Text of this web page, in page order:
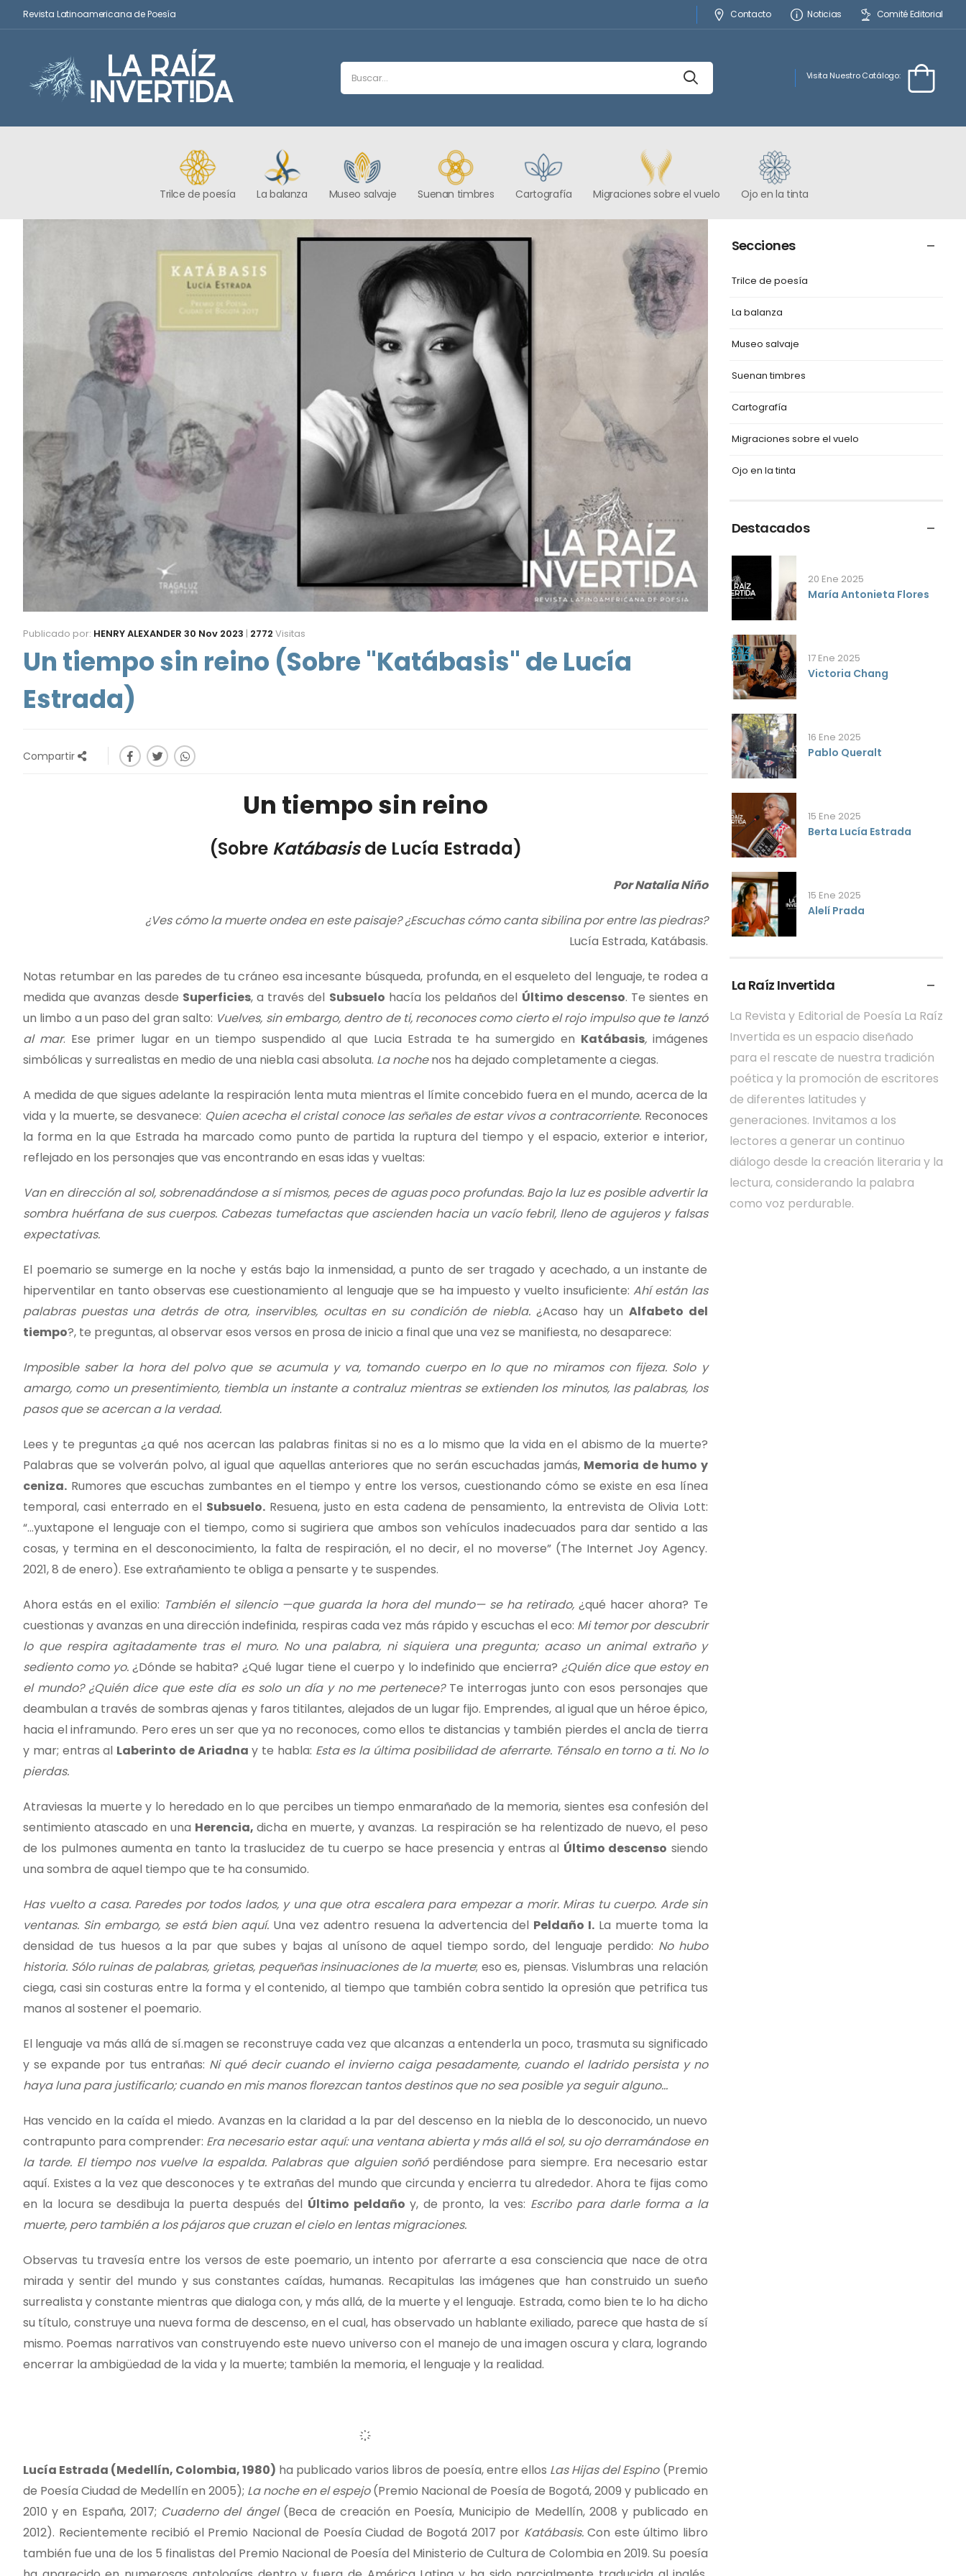
Revista Latinoamericana de Poesía Contacto Noticias Comité Editorial
Visita Nuestro Catálogo:
Trilce de poesía La balanza Museo salvaje Suenan timbres Cartografía Migraciones sobre el vuelo Ojo en la tinta
Publicado por: HENRY ALEXANDER 30 Nov 2023 | 2772 Visitas
Un tiempo sin reino (Sobre "Katábasis" de Lucía
Estrada)
Compartir
Un tiempo sin reino
(Sobre Katábasisde Lucía Estrada)
Por Natalia Niño
¿Ves cómo la muerte ondea en este paisaje? ¿Escuchas cómo canta sibilina por entre las piedras?
Lucía Estrada, Katábasis.
Notas retumbar en las paredes de tu cráneo esa incesante búsqueda, profunda, en el esqueleto del lenguaje, te rodea a
medida que avanzas desde Superficies, a través del Subsuelo hacía los peldaños del Último descenso. Te sientes en
un limbo a un paso del gran salto: Vuelves, sin embargo, dentro de ti, reconoces como cierto el rojo impulso que te lanzó
al mar. Ese primer lugar en un tiempo suspendido al que Lucia Estrada te ha sumergido en Katábasis, imágenes
simbólicas y surrealistas en medio de una niebla casi absoluta. La nochenos ha dejado completamente a ciegas.
A medida de que sigues adelante la respiración lenta muta mientras el límite concebido fuera en el mundo, acerca de la
vida y la muerte, se desvanece: Quien acecha el cristal conoce las señales de estar vivos a contracorriente. Reconoces
la forma en la que Estrada ha marcado como punto de partida la ruptura del tiempo y el espacio, exterior e interior,
reflejado en los personajes que vas encontrando en esas idas y vueltas:
Van en dirección al sol, sobrenadándose a sí mismos, peces de aguas poco profundas. Bajo la luz es posible advertir la
sombra huérfana de sus cuerpos. Cabezas tumefactas que ascienden hacia un vacío febril, lleno de agujeros y falsas
expectativas.
El poemario se sumerge en la noche y estás bajo la inmensidad, a punto de ser tragado y acechado, a un instante de
hiperventilar en tanto observas ese cuestionamiento al lenguaje que se ha impuesto y vuelto insuficiente: Ahí están las
palabras puestas una detrás de otra, inservibles, ocultas en su condición de niebla. ¿Acaso hay un Alfabeto del
tiempo?, te preguntas, al observar esos versos en prosa de inicio a final que una vez se manifiesta, no desaparece:
Imposible saber la hora del polvo que se acumula y va, tomando cuerpo en lo que no miramos con fijeza. Solo y
amargo, como un presentimiento, tiembla un instante a contraluz mientras se extienden los minutos, las palabras, los
pasos que se acercan a la verdad.
Lees y te preguntas ¿a qué nos acercan las palabras finitas si no es a lo mismo que la vida en el abismo de la muerte?
Palabras que se volverán polvo, al igual que aquellas anteriores que no serán escuchadas jamás, Memoria de humo y
ceniza. Rumores que escuchas zumbantes en el tiempo y entre los versos, cuestionando cómo se existe en esa línea
temporal, casi enterrado en el Subsuelo. Resuena, justo en esta cadena de pensamiento, la entrevista de Olivia Lott:
“...yuxtapone el lenguaje con el tiempo, como si sugiriera que ambos son vehículos inadecuados para dar sentido a las
cosas, y termina en el desconocimiento, la falta de respiración, el no decir, el no moverse” (The Internet Joy Agency.
2021, 8 de enero). Ese extrañamiento te obliga a pensarte y te suspendes.
Ahora estás en el exilio: También el silencio —que guarda la hora del mundo— se ha retirado,¿qué hacer ahora? Te
cuestionas y avanzas en una dirección indefinida, respiras cada vez más rápido y escuchas el eco: Mi temor por descubrir
lo que respira agitadamente tras el muro. No una palabra, ni siquiera una pregunta; acaso un animal extraño y
sediento como yo. ¿Dónde se habita? ¿Qué lugar tiene el cuerpo y lo indefinido que encierra? ¿Quién dice que estoy en
el mundo? ¿Quién dice que este día es solo un día y no me pertenece? Te interrogas junto con esos personajes que
deambulan a través de sombras ajenas y faros titilantes, alejados de un lugar fijo. Emprendes, al igual que un héroe épico,
hacia el inframundo. Pero eres un ser que ya no reconoces, como ellos te distancias y también pierdes el ancla de tierra
y mar; entras al Laberinto de Ariadna y te habla: Esta es la última posibilidad de aferrarte. Ténsalo en torno a ti. No lo
pierdas.
Atraviesas la muerte y lo heredado en lo que percibes un tiempo enmarañado de la memoria, sientes esa confesión del
sentimiento atascado en una Herencia,dicha en muerte, y avanzas. La respiración se ha relentizado de nuevo, el peso
de los pulmones aumenta en tanto la traslucidez de tu cuerpo se hace presencia y entras al Último descenso siendo
una sombra de aquel tiempo que te ha consumido.
Has vuelto a casa. Paredes por todos lados, y una que otra escalera para empezar a morir. Miras tu cuerpo. Arde sin
ventanas. Sin embargo, se está bien aquí. Una vez adentro resuena la advertencia del Peldaño I. La muerte toma la
densidad de tus huesos a la par que subes y bajas al unísono de aquel tiempo sordo, del lenguaje perdido: No hubo
historia. Sólo ruinas de palabras, grietas, pequeñas insinuaciones de la muerte; eso es, piensas. Vislumbras una relación
ciega, casi sin costuras entre la forma y el contenido, al tiempo que también cobra sentido la opresión que petrifica tus
manos al sostener el poemario.
El lenguaje va más allá de sí.magen se reconstruye cada vez que alcanzas a entenderla un poco, trasmuta su significado
y se expande por tus entrañas: Ni qué decir cuando el invierno caiga pesadamente, cuando el ladrido persista y no
haya luna para justificarlo; cuando en mis manos florezcan tantos destinos que no sea posible ya seguir alguno…
Has vencido en la caída el miedo. Avanzas en la claridad a la par del descenso en la niebla de lo desconocido, un nuevo
contrapunto para comprender: Era necesario estar aquí: una ventana abierta y más allá el sol, su ojo derramándose en
la tarde. El tiempo nos vuelve la espalda. Palabras que alguien soñóperdiéndose para siempre. Era necesario estar
aquí. Existes a la vez que desconoces y te extrañas del mundo que circunda y encierra tu alrededor. Ahora te fijas como
en la locura se desdibuja la puerta después del Último peldaño y, de pronto, la ves: Escribo para darle forma a la
muerte, pero también a los pájaros que cruzan el cielo en lentas migraciones.
Observas tu travesía entre los versos de este poemario, un intento por aferrarte a esa consciencia que nace de otra
mirada y sentir del mundo y sus constantes caídas, humanas. Recapitulas las imágenes que han construido un sueño
surrealista y constante mientras que dialoga con, y más allá, de la muerte y el lenguaje. Estrada, como bien te lo ha dicho
su título, construye una nueva forma de descenso, en el cual, has observado un hablante exiliado, parece que hasta de sí
mismo. Poemas narrativos van construyendo este nuevo universo con el manejo de una imagen oscura y clara, logrando
encerrar la ambigüedad de la vida y la muerte; también la memoria, el lenguaje y la realidad.
Lucía Estrada (Medellín, Colombia, 1980) ha publicado varios libros de poesía, entre ellos Las Hijas del Espino(Premio
de Poesía Ciudad de Medellín en 2005); La noche en el espejo(Premio Nacional de Poesía de Bogotá, 2009 y publicado en
2010 y en España, 2017; Cuaderno del ángel(Beca de creación en Poesía, Municipio de Medellín, 2008 y publicado en
2012). Recientemente recibió el Premio Nacional de Poesía Ciudad de Bogotá 2017 por Katábasis.Con este último libro
también fue una de los 5 finalistas del Premio Nacional de Poesía del Ministerio de Cultura de Colombia en 2019. Su poesía
Secciones
Trilce de poesía
La balanza
Museo salvaje
Suenan timbres
Cartografía
Migraciones sobre el vuelo
Ojo en la tinta
Destacados
20 Ene 2025
María Antonieta Flores
17 Ene 2025
Victoria Chang
16 Ene 2025
Pablo Queralt
15 Ene 2025
Berta Lucía Estrada
15 Ene 2025
Alelí Prada
La Raíz Invertida
La Revista y Editorial de Poesía La Raíz
Invertida es un espacio diseñado
para el rescate de nuestra tradición
poética y la promoción de escritores
de diferentes latitudes y
generaciones. Invitamos a los
lectores a generar un continuo
diálogo desde la creación literaria y la
lectura, considerando la palabra
como voz perdurable.